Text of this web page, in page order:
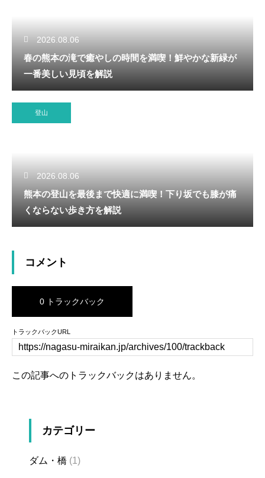
2026.08.06
春の熊本の滝で癒やしの時間を満喫！鮮やかな新緑が
一番美しい見頃を解説
登山
2026.08.06
熊本の登山を最後まで快適に満喫！下り坂でも膝が痛
くならない歩き方を解説
コメント
0 トラックバック
トラックバックURL
この記事へのトラックバックはありません。
カテゴリー
ダム・橋 (1)